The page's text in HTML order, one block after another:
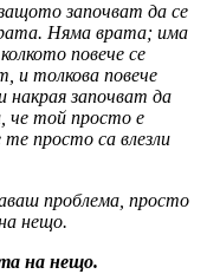
започват да се
Няма врата; има
повече се
и толкова повече
започват да
че той просто е
просто са влезли
проблема, просто
нещо.
на нещо.